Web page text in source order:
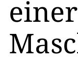
einer